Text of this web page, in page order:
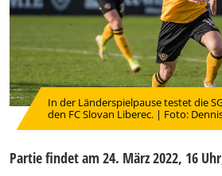
In der Länderspielpause testet die
den FC Slovan Liberec. | Foto:
Partie findet am 24. März 2022, 16